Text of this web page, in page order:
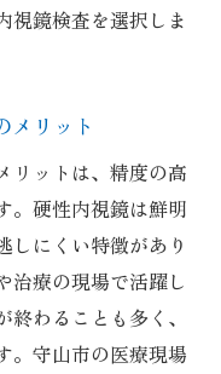
視鏡検査を選択しま
メリット
リットは、精度の高
。硬性内視鏡は鮮明
しにくい特徴があり
治療の現場で活躍し
わることも多く、
。守山市の医療現場